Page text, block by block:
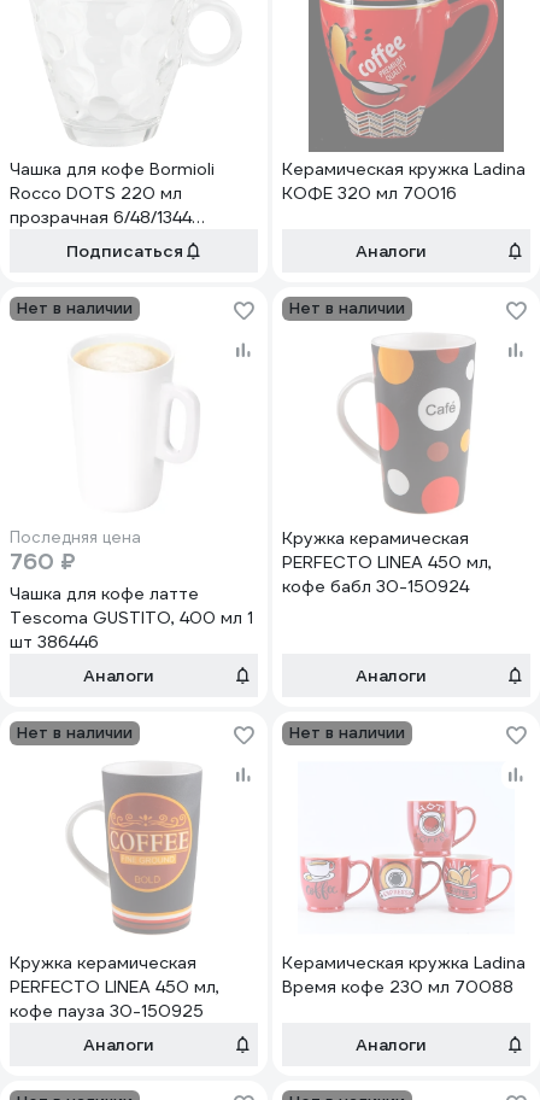
Чашка для кофе Bormioli
Rocco DOTS 220 мл
прозрачная 6/48/1344
Б0030148Подписаться
Керамическая кружка Ladina
КОФЕ 320 мл 70016
Аналоги
Нет в наличии
Последняя цена
760 ₽
Чашка для кофе латте
Tescoma GUSTITO, 400 мл 1
шт 386446
Аналоги
Нет в наличии
Кружка керамическая
PERFECTO LINEA 450 мл,
кофе бабл 30-150924
Аналоги
Нет в наличии
Кружка керамическая
PERFECTO LINEA 450 мл,
кофе пауза 30-150925
Аналоги
Нет в наличии
Керамическая кружка Ladina
Время кофе 230 мл 70088
Аналоги